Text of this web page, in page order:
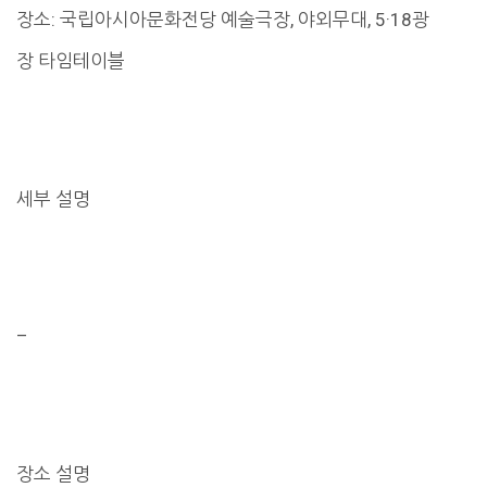
장소: 국립아시아문화전당 예술극장, 야외무대, 5·18광
장 타임테이블
세부 설명
–
장소 설명